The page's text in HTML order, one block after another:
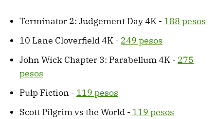
Terminator 2: Judgement Day 4K - 188 pesos
10 Lane Cloverfield 4K - 249 pesos
John Wick Chapter 3: Parabellum 4K - 275
pesos
Pulp Fiction - 119 pesos
Scott Pilgrim vs the World - 119 pesos